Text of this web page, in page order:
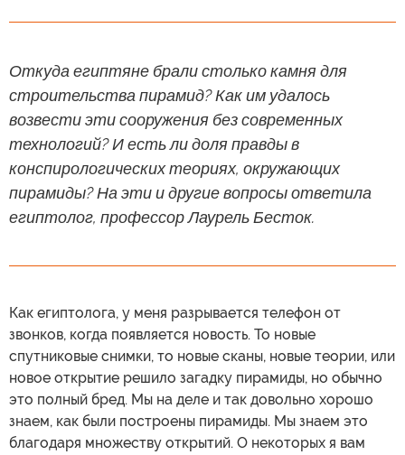
Откуда египтяне брали столько камня для
строительства пирамид? Как им удалось
возвести эти сооружения без современных
технологий? И есть ли доля правды в
конспирологических теориях, окружающих
пирамиды? На эти и другие вопросы ответила
египтолог, профессор Лаурель Бесток.
Как египтолога, у меня разрывается телефон от
звонков, когда появляется новость. То новые
спутниковые снимки, то новые сканы, новые теории, или
новое открытие решило загадку пирамиды, но обычно
это полный бред. Мы на деле и так довольно хорошо
знаем, как были построены пирамиды. Мы знаем это
благодаря множеству открытий. О некоторых я вам